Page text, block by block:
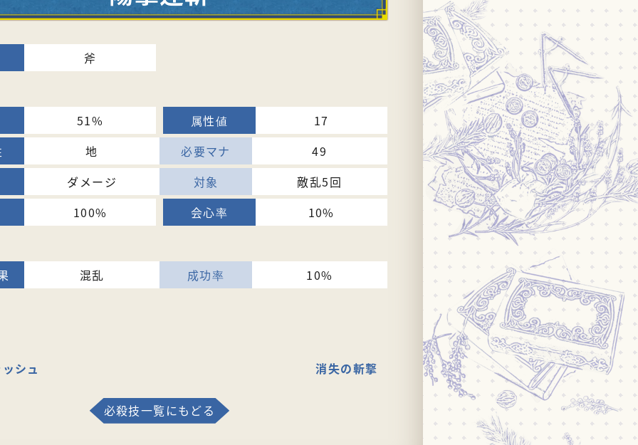
斧
51%
17
地
49
ダメージ
敵乱5回
100%
10%
混乱 10%
シュ 消失の斬撃
必殺技一覧にもどる